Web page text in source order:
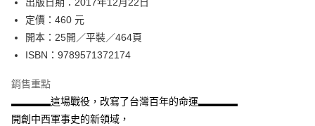
每筆NT$60，滿NT$499(含以上)免運費
宅配
每筆NT$100，滿NT$499(含以上)免運費
定價：460 元
開本：25開／平裝／464頁
ISBN：9789571372174
銷售重點
▂▂▂▂這場戰役，改寫了台灣百年的命運▂▂▂▂
開創中西軍事史的新領域，